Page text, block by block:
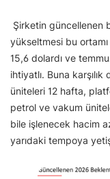
Şirketin güncellenen
yükseltmesi bu
15,6 dolardı ve
ihtiyatlı. Buna
üniteleri 12 hafta,
petrol ve vakum
bile işlenecek hacim
yarıdaki tempoya